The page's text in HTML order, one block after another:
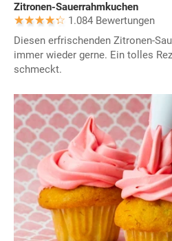
Zitronen-Sauerrahmkuchen
1.084 Bewertungen
Diesen erfrischenden Zitronen-
immer wieder gerne. Ein tolles
schmeckt.